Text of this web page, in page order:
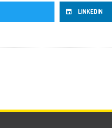
LINKEDIN